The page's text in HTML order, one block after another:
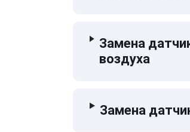
Замена
воздуха
Замена